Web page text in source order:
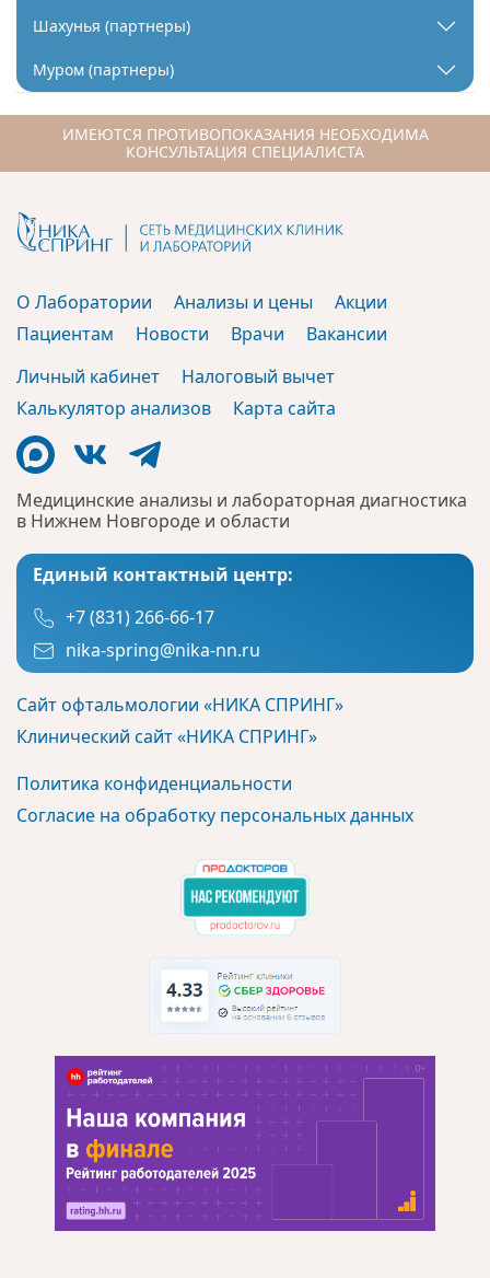
Шахунья (партнеры)
Муром (партнеры)
ИМЕЮТСЯ ПРОТИВОПОКАЗАНИЯ НЕОБХОДИМА
КОНСУЛЬТАЦИЯ СПЕЦИАЛИСТА
Медицинские анализы и лабораторная диагностика
в Нижнем Новгороде и области
Единый контактный центр:
+7 (831) 266-66-17
nika-spring@nika-nn.ru
Сайт офтальмологии «НИКА СПРИНГ»
Клинический сайт «НИКА СПРИНГ»
Политика конфиденциальности
Согласие на обработку персональных данных
О Лаборатории Анализы и цены
Акции
Пациентам
Новости Врачи
Вакансии
Личный кабинет
Налоговый вычет
Калькулятор анализов
Карта сайта